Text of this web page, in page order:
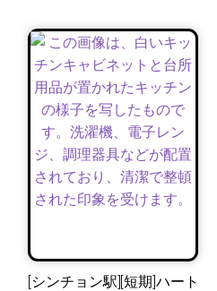
[シンチョン駅][短期]ハート